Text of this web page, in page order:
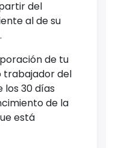
del
al de su
de tu
trabajador del
los 30 días
de la
está